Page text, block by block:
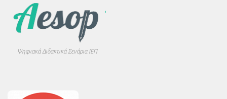
Ψηφιακά Διδακτικά Σενάρια ΙΕΠ